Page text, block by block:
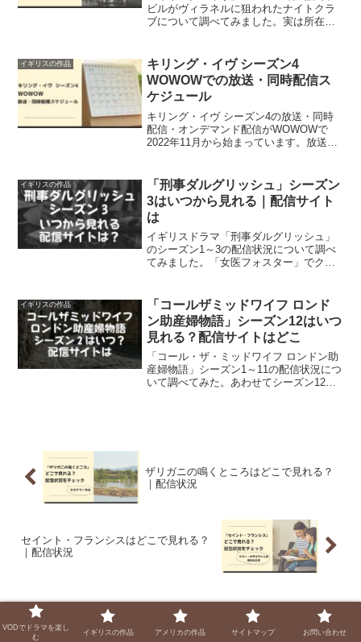
ビルがヴィラネルに狙われたナイトクラ
ブについて調べてみました。実は所在地
ご紹介しています。
イギリスの作品
キリング・イヴ シーズン4
WOWOWでの放送・同時配信ス
ケジュール
キリング・イヴ シーズン4の放送・同時
配信・オンデマンド配信がWOWOWで
2022年11月から始まっています。放送・
イギリスの作品
「刑事ダルグリッシュ」シーズン
3はいつから見れる｜配信サイト
は
イギリスドラマ「刑事ダルグリッシュ」
のシーズン1～3の配信状況について調べ
てみました。「女医フォスター」でクズ
をご紹介。
イギリスの作品
「コールザミッドワイフ ロンド
ン助産婦物語」シーズン12はいつ
見れる？配信サイトはどこ
「コール・ザ・ミッドワイフ ロンドン助
産婦物語」シーズン1～11の配信状況につ
いて調べてみた。あわせてシーズン12～
ザリガニの鳴くところはどこで見れる？
｜配信状況
セイント・フランシスはどこで見れる？
｜配信状況
コメント
VODでドラマを楽し
む
イギリスの作品 アメリカの作品 サイトマップ お問い合わせ